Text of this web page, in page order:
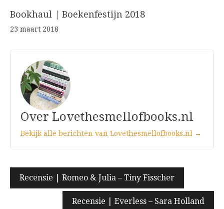
Bookhaul | Boekenfestijn 2018
23 maart 2018
Over Lovethesmellofbooks.nl
Bekijk alle berichten van Lovethesmellofbooks.nl →
Bericht
navigatie
Recensie | Romeo & Julia – Tiny Fisscher
Recensie | Everless – Sara Holland